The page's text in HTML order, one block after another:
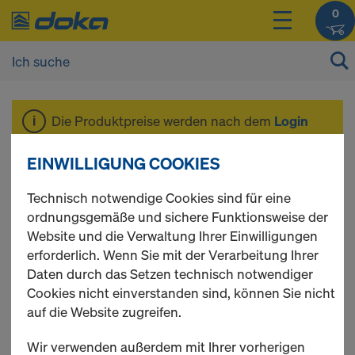
0
Die Produktpreise werden nach dem Login
angezeigt.
Ersatzteile
2 Produkte gefunden
Meist gesucht
EINWILLIGUNG COOKIES
Technisch notwendige Cookies sind für eine
ordnungsgemäße und sichere Funktionsweise der
Website und die Verwaltung Ihrer Einwilligungen
erforderlich. Wenn Sie mit der Verarbeitung Ihrer
Daten durch das Setzen technisch notwendiger
Cookies nicht einverstanden sind, können Sie nicht
auf die Website zugreifen.
Wir verwenden außerdem mit Ihrer vorherigen